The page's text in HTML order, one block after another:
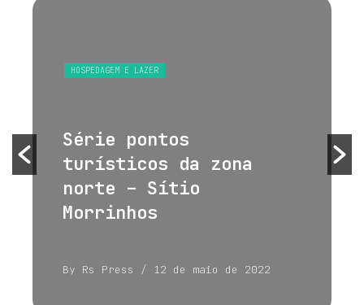
HOSPEDAGEM E LAZER
Série pontos
turísticos da zona
norte – Sítio
Morrinhos
By Rs Press / 12 de maio de 2022